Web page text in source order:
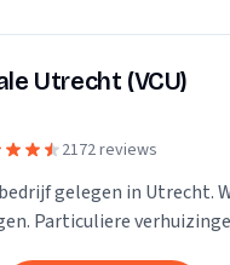
Utrecht (VCU)
2172 reviews
gelegen in Utrecht.
Particuliere